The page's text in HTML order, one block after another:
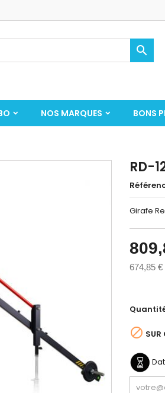

NOS MARQUES BONS
RD-
Girafe
674,85 €
 SUR